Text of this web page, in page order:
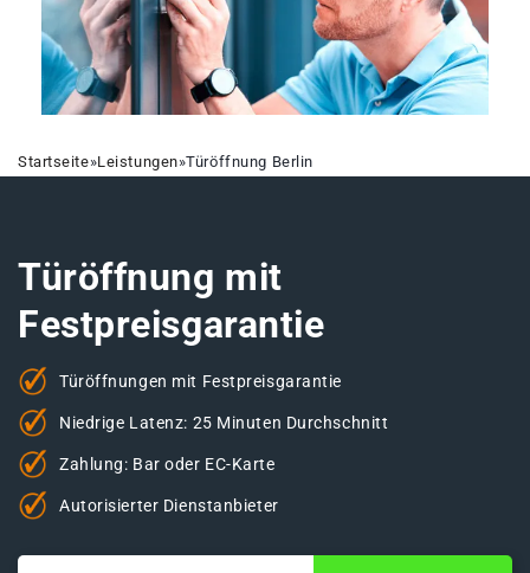
Startseite»Leistungen»Türöffnung Berlin
Türöffnung mit
Festpreisgarantie
Türöffnungen mit Festpreisgarantie
Niedrige Latenz: 25 Minuten Durchschnitt
Zahlung: Bar oder EC-Karte
Autorisierter Dienstanbieter